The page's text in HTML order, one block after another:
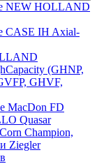
NEW HOLLAND
CASE IH Axial-
(GHNP,
GHVF,
MacDon FD
Quasar
Champion,
Ziegler